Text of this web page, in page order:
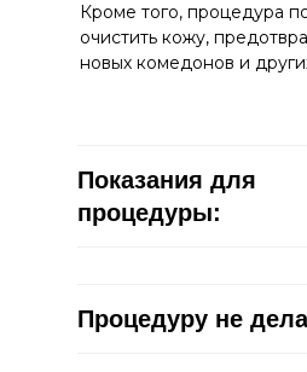
Кроме того, процедура
очистить кожу,
новых комедонов и
Показания для
процедуры:
Процедуру не